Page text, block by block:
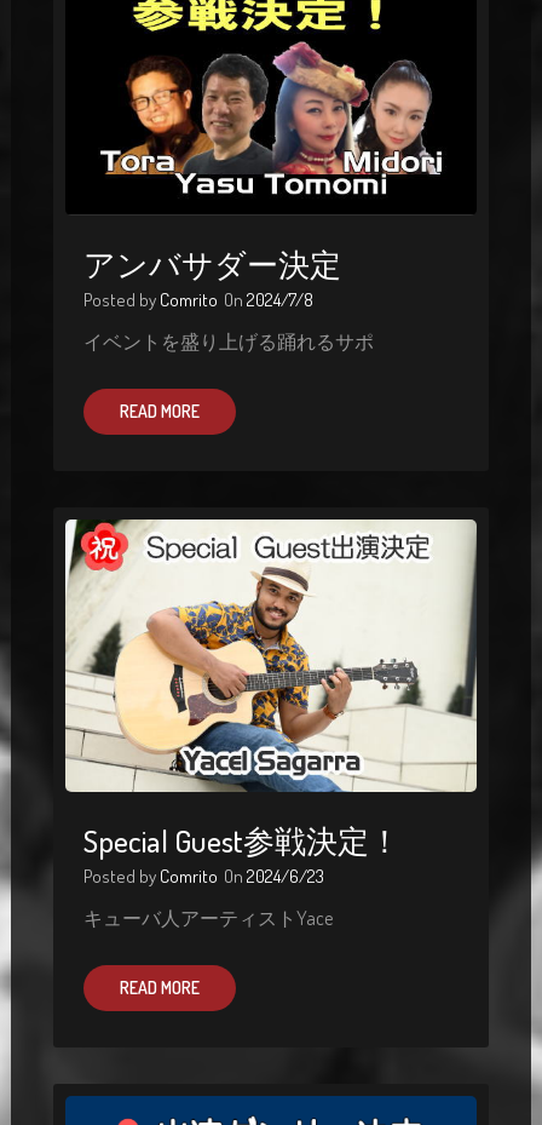
アンバサダー決定
Posted by Comrito On 2024/7/8
イベントを盛り上げる踊れるサポ
READ MORE
Special Guest参戦決定！
Posted by Comrito On 2024/6/23
キューバ人アーティストYace
READ MORE